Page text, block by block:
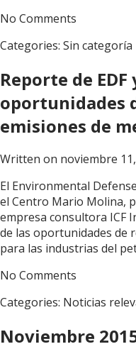
No Comments
Categories: Sin categoría
Reporte de
oportunidades
emisiones de
Written on noviembre
El Environmental
el Centro Mario Molina,
empresa consultora ICF
de las oportunidades de
para las industrias del
No Comments
Categories: Noticias
Noviembre